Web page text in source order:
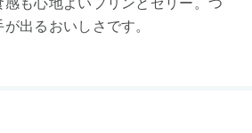
感も心地よいプリンとゼリー。つ
出るおいしさです。